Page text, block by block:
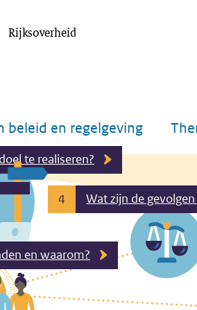
Rijksoverheid
beleid en regelgeving
te realiseren?
4 Wat zijn de
en waarom?